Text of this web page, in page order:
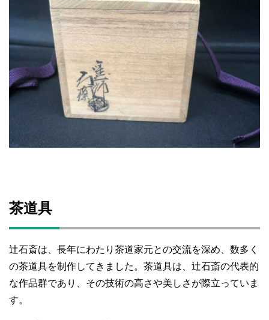
茶道具
辻石斎は、長年にわたり茶道家元との交流を深め、数多く
の茶道具を制作してきました。茶道具は、辻石斎の代表的
な作品群であり、その技術の高さや美しさが際立っていま
す。